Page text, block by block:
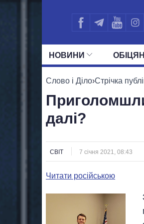
НОВИНИ
УСІ
Слово і Діло›Стрічка
далі?
СВІТ 7 січня 2021, 08:43
Читати російською